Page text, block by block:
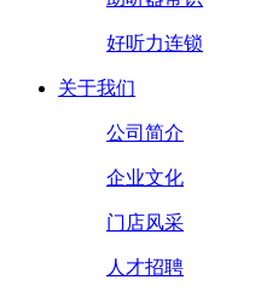
好听力连锁
关于我们
公司简介
企业文化
门店风采
人才招聘